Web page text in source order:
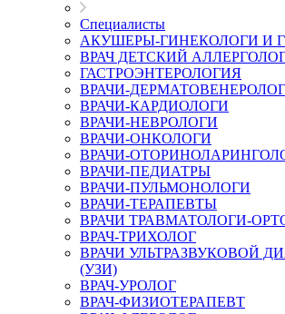
Специалисты
АКУШЕРЫ-ГИНЕКОЛОГИ И
ВРАЧ ДЕТСКИЙ
ГАСТРОЭНТЕРОЛОГИЯ
ВРАЧИ-
ВРАЧИ-КАРДИОЛОГИ
ВРАЧИ-НЕВРОЛОГИ
ВРАЧИ-ОНКОЛОГИ
ВРАЧИ-
ВРАЧИ-ПЕДИАТРЫ
ВРАЧИ-ПУЛЬМОНОЛОГИ
ВРАЧИ-ТЕРАПЕВТЫ
ВРАЧИ ТРАВМАТОЛОГИ-
ВРАЧ-ТРИХОЛОГ
ВРАЧИ УЛЬТРАЗВУКОВОЙ
(УЗИ)
ВРАЧ-УРОЛОГ
ВРАЧ-ФИЗИОТЕРАПЕВТ